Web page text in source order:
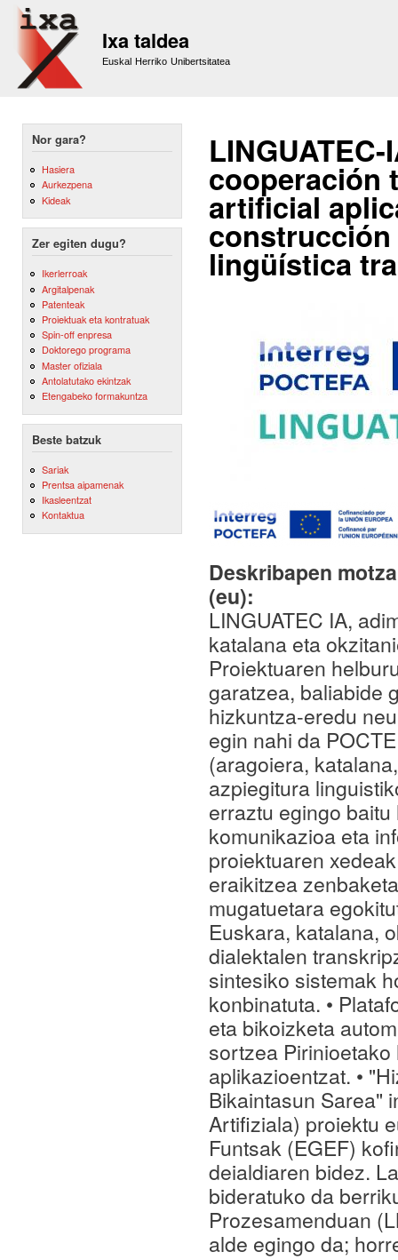
Ixa taldea
Euskal Herriko Unibertsitatea
Nor gara?
Hasiera
Aurkezpena
Kideak
Zer egiten dugu?
Ikerlerroak
Argitalpenak
Patenteak
Proiektuak eta kontratuak
Spin-off enpresa
Doktorego programa
Master ofiziala
Antolatutako ekintzak
Etengabeko formakuntza
Beste batzuk
Sariak
Prentsa aipamenak
Ikasleentzat
Kontaktua
cooperación
artificial
lingüística
Deskribapen
(eu):
LINGUATEC IA,
katalana eta
Proiektuaren
garatzea, baliabide
hizkuntza-eredu
egin nahi da
(aragoiera,
azpiegitura
erraztu egingo
komunikazioa eta
proiektuaren
eraikitzea
mugatuetara
Euskara, katalana,
dialektalen
sintesiko sistemak
konbinatuta. •
eta bikoizketa
sortzea
aplikazioentzat. •
Bikaintasun Sarea"
Artifiziala) proiektu
Funtsak (EGEF)
deialdiaren bidez.
bideratuko da
Prozesamenduan
alde egingo da;